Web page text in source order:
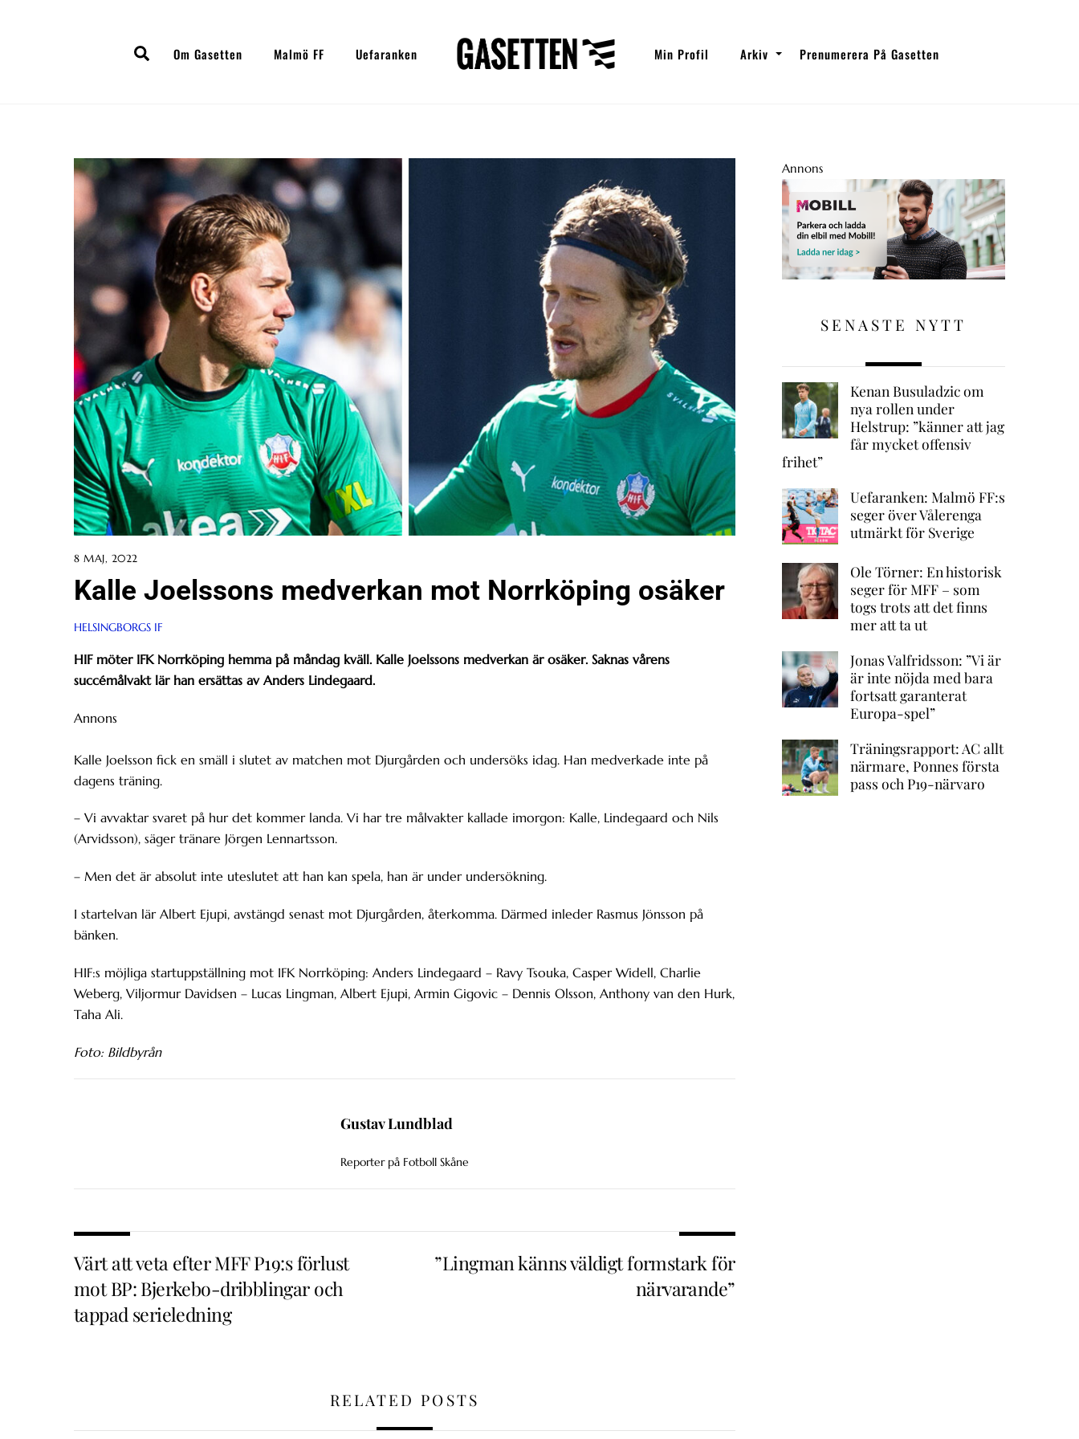
SearchOm Gasetten Malmö FF Uefaranken Min Profil Arkiv Prenumerera På Gasetten
8 MAJ, 2022
Kalle Joelssons medverkan mot Norrköping osäker
HELSINGBORGS IF
HIF möter IFK Norrköping hemma på måndag kväll. Kalle Joelssons medverkan är osäker. Saknas vårens
succémålvakt lär han ersättas av Anders Lindegaard.
Annons
Kalle Joelsson fick en smäll i slutet av matchen mot Djurgården och undersöks idag. Han medverkade inte på
dagens träning.
– Vi avvaktar svaret på hur det kommer landa. Vi har tre målvakter kallade imorgon: Kalle, Lindegaard och Nils
(Arvidsson), säger tränare Jörgen Lennartsson.
– Men det är absolut inte uteslutet att han kan spela, han är under undersökning.
I startelvan lär Albert Ejupi, avstängd senast mot Djurgården, återkomma. Därmed inleder Rasmus Jönsson på
bänken.
HIF:s möjliga startuppställning mot IFK Norrköping: Anders Lindegaard – Ravy Tsouka, Casper Widell, Charlie
Weberg, Viljormur Davidsen – Lucas Lingman, Albert Ejupi, Armin Gigovic – Dennis Olsson, Anthony van den Hurk,
Taha Ali.
Foto: Bildbyrån
Gustav Lundblad
Reporter på Fotboll Skåne
Värt att veta efter MFF P19:s förlust
mot BP: Bjerkebo-dribblingar och
tappad serieledning
”Lingman känns väldigt formstark för
närvarande”
RELATED POSTS
Annons
SENASTE NYTT
Kenan Busuladzic om
nya rollen under
Helstrup: ”känner att jag
får mycket offensiv
frihet”
Uefaranken: Malmö FF:s
seger över Vålerenga
utmärkt för Sverige
Ole Törner: En historisk
seger för MFF – som
togs trots att det finns
mer att ta ut
Jonas Valfridsson: ”Vi är
är inte nöjda med bara
fortsatt garanterat
Europa-spel”
Träningsrapport: AC allt
närmare, Ponnes första
pass och P19-närvaro